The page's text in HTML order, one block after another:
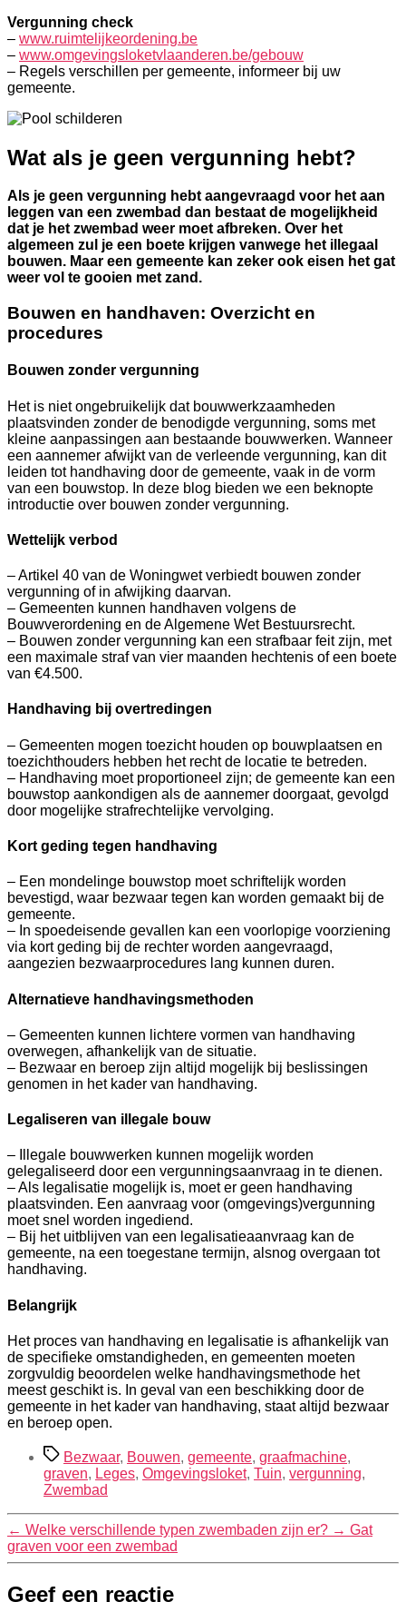
Vergunning check
– www.ruimtelijkeordening.be
– www.omgevingsloketvlaanderen.be/gebouw
– Regels verschillen per gemeente, informeer bij uw
gemeente.
Wat als je geen vergunning hebt?
Als je geen vergunning hebt aangevraagd voor het aan
leggen van een zwembad dan bestaat de mogelijkheid
dat je het zwembad weer moet afbreken. Over het
algemeen zul je een boete krijgen vanwege het illegaal
bouwen. Maar een gemeente kan zeker ook eisen het gat
weer vol te gooien met zand.
Bouwen en handhaven: Overzicht en
procedures
Bouwen zonder vergunning
Het is niet ongebruikelijk dat bouwwerkzaamheden
plaatsvinden zonder de benodigde vergunning, soms met
kleine aanpassingen aan bestaande bouwwerken. Wanneer
een aannemer afwijkt van de verleende vergunning, kan dit
leiden tot handhaving door de gemeente, vaak in de vorm
van een bouwstop. In deze blog bieden we een beknopte
introductie over bouwen zonder vergunning.
Wettelijk verbod
– Artikel 40 van de Woningwet verbiedt bouwen zonder
vergunning of in afwijking daarvan.
– Gemeenten kunnen handhaven volgens de
Bouwverordening en de Algemene Wet Bestuursrecht.
– Bouwen zonder vergunning kan een strafbaar feit zijn, met
een maximale straf van vier maanden hechtenis of een boete
van €4.500.
Handhaving bij overtredingen
– Gemeenten mogen toezicht houden op bouwplaatsen en
toezichthouders hebben het recht de locatie te betreden.
– Handhaving moet proportioneel zijn; de gemeente kan een
bouwstop aankondigen als de aannemer doorgaat, gevolgd
door mogelijke strafrechtelijke vervolging.
Kort geding tegen handhaving
– Een mondelinge bouwstop moet schriftelijk worden
bevestigd, waar bezwaar tegen kan worden gemaakt bij de
gemeente.
– In spoedeisende gevallen kan een voorlopige voorziening
via kort geding bij de rechter worden aangevraagd,
aangezien bezwaarprocedures lang kunnen duren.
Alternatieve handhavingsmethoden
– Gemeenten kunnen lichtere vormen van handhaving
overwegen, afhankelijk van de situatie.
– Bezwaar en beroep zijn altijd mogelijk bij beslissingen
genomen in het kader van handhaving.
Legaliseren van illegale bouw
– Illegale bouwwerken kunnen mogelijk worden
gelegaliseerd door een vergunningsaanvraag in te dienen.
– Als legalisatie mogelijk is, moet er geen handhaving
plaatsvinden. Een aanvraag voor (omgevings)vergunning
moet snel worden ingediend.
– Bij het uitblijven van een legalisatieaanvraag kan de
gemeente, na een toegestane termijn, alsnog overgaan tot
handhaving.
Belangrijk
Het proces van handhaving en legalisatie is afhankelijk van
de specifieke omstandigheden, en gemeenten moeten
zorgvuldig beoordelen welke handhavingsmethode het
meest geschikt is. In geval van een beschikking door de
gemeente in het kader van handhaving, staat altijd bezwaar
en beroep open.
TagsBezwaar, Bouwen, gemeente, graafmachine,
graven, Leges, Omgevingsloket, Tuin, vergunning,
Zwembad
← Welke verschillende typen zwembaden zijn er? → Gat
graven voor een zwembad
Geef een reactie